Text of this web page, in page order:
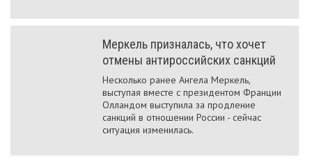
Меркель призналась, что хочет
отмены антироссийских санкций
Несколько ранее Ангела Меркель,
выступая вместе с президентом Франции
Олландом выступила за продление
санкций в отношении России - сейчас
ситуация изменилась.